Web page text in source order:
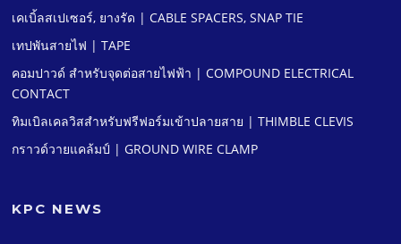
เคเบิ้ลสเปเซอร์, ยางรัด | CABLE SPACERS, SNAP TIE
เทปพันสายไฟ | TAPE
คอมปาวด์ สําหรับจุดต่อสายไฟฟ้า | COMPOUND ELECTRICAL
CONTACT
ทิมเบิลเคลวิสสําหรับฟรีฟอร์มเข้าปลายสาย | THIMBLE CLEVIS
กราวด์วายแคล้มป์ | GROUND WIRE CLAMP
KPC NEWS